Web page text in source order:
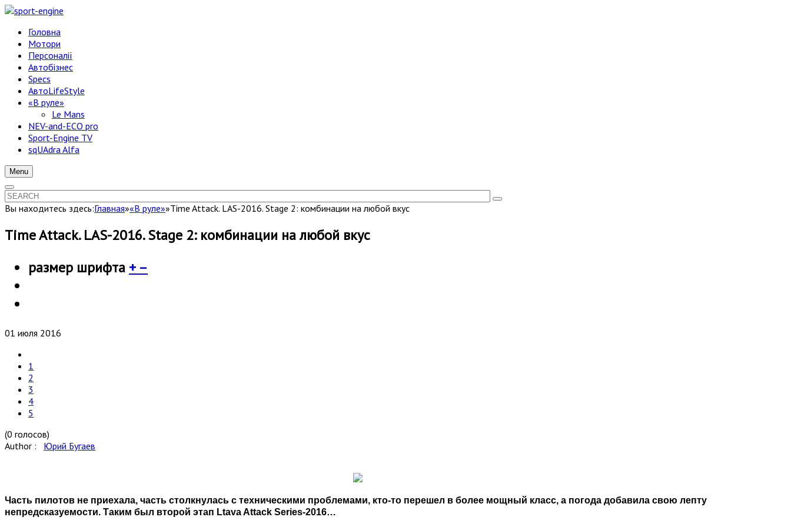
Головна
Мотори
Персоналії
Автобізнес
Specs
АвтоLifeStyle
«В руле»
Le Mans
NEV-and-ECO pro
Sport-Engine TV
sqUAdra Alfa
Menu
Вы находитесь здесь:Главная»«В руле»»Time Attack. LAS-2016. Stage 2: комбинации на любой вкус
Time Attack. LAS-2016. Stage 2: комбинации на любой вкус
размер шрифта + –
01 июля 2016
1
2
3
4
5
(0 голосов)
Author : Юрий Бугаев
Часть пилотов не приехала, часть столкнулась с техническими проблемами, кто-то перешел в более мощный класс, а погода добавила свою лепту
непредсказуемости. Таким был второй этап Ltava Attack Series-2016…